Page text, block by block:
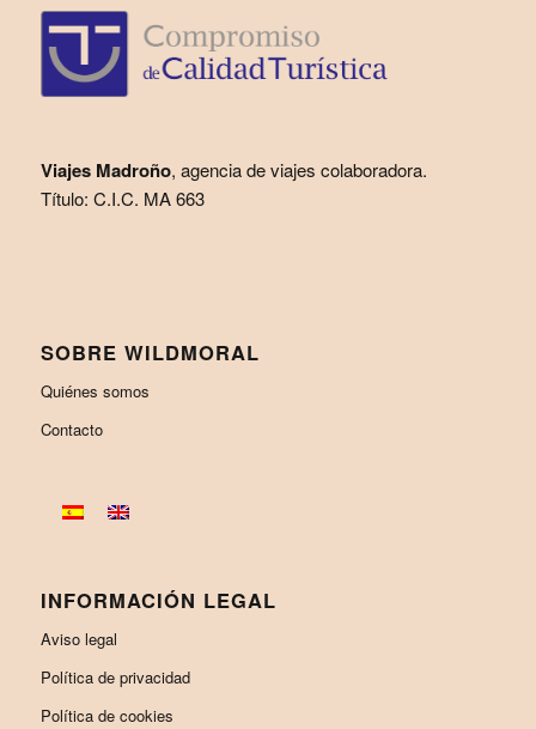
Viajes Madroño, agencia de viajes colaboradora.
Título: C.I.C. MA 663
SOBRE WILDMORAL
Quiénes somos
Contacto
INFORMACIÓN LEGAL
Aviso legal
Política de privacidad
Política de cookies